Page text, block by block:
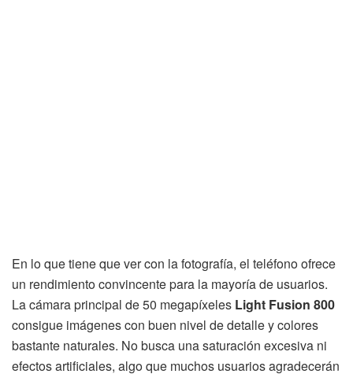
En lo que tiene que ver con la fotografía, el teléfono ofrece
un rendimiento convincente para la mayoría de usuarios.
La cámara principal de 50 megapíxeles Light Fusion 800
consigue imágenes con buen nivel de detalle y colores
bastante naturales. No busca una saturación excesiva ni
efectos artificiales, algo que muchos usuarios agradecerán